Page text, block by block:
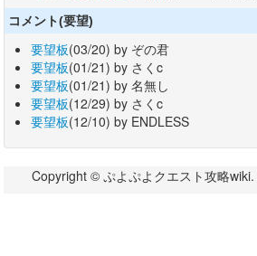
コメント(要望)
要望板(03/20) by ぞの君
要望板(01/21) by さくc
要望板(01/21) by 名無し
要望板(12/29) by さくc
要望板(12/10) by ENDLESS
Copyright © ぷよぷよクエスト攻略